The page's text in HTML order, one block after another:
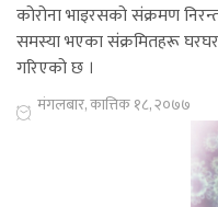
कोरोना भाइरसको संक्रमण
समस्या भएका संक्रमितहरू
गरिएको छ ।
मंगलबार, कात्तिक १८, २०७७